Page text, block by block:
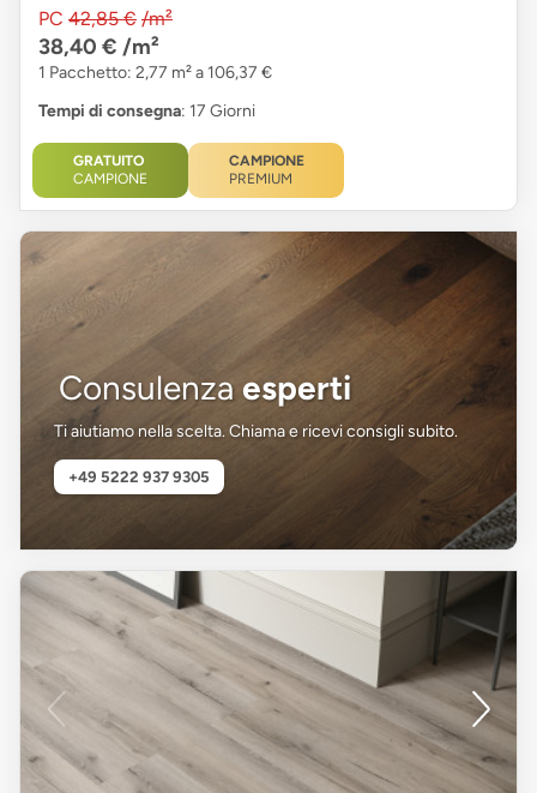
PC 42,85 € /m²
38,40 € /m²
1 Pacchetto: 2,77 m² a 106,37 €
Tempi di consegna: 17 Giorni
GRATUITO
CAMPIONE
CAMPIONE
PREMIUM
Consulenza esperti
Ti aiutiamo nella scelta. Chiama e ricevi consigli subito.
+49 5222 937 9305